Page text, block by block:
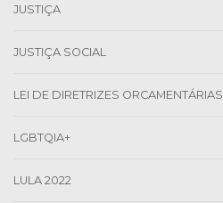
JUSTIÇA
JUSTIÇA SOCIAL
LEI DE DIRETRIZES ORCAMENTÁRIAS
LGBTQIA+
LULA 2022